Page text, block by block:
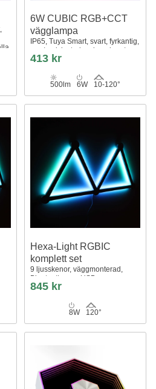
6W CUBIC RGB+CCT
vägglampa
IP65, Tuya Smart, svart, fyrkantig,
upp/ned, justerbar, inomhus /
utomhus, inkl. ljuskälla
413 kr
500lm 6W 10-120°
Hexa-Light RGBIC
komplett set
9 ljusskenor, väggmonterad,
Bluetooth-app, USB
845 kr
8W 120°